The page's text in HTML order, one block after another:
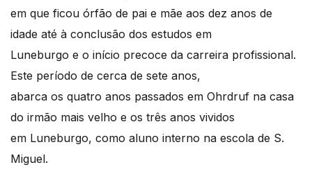
em que ficou órfão de pai e mãe aos dez anos de
idade até à conclusão dos estudos em
Luneburgo e o início precoce da carreira profissional.
Este período de cerca de sete anos,
abarca os quatro anos passados em Ohrdruf na casa
do irmão mais velho e os três anos vividos
em Luneburgo, como aluno interno na escola de S.
Miguel.